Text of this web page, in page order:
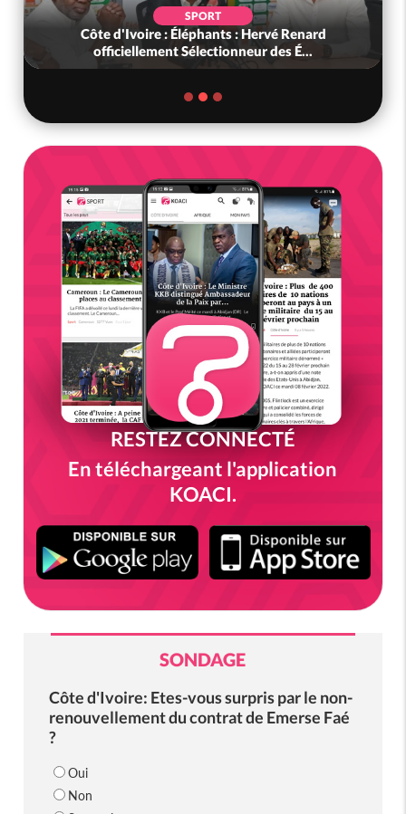
SPORT
Côte d'Ivoire : Éléphants : Hervé Renard
officiellement Sélectionneur des É...
RESTEZ CONNECTÉ
En téléchargeant l'application
KOACI.
SONDAGE
Côte d'Ivoire: Etes-vous surpris par le non-
renouvellement du contrat de Emerse Faé
?
Oui
Non